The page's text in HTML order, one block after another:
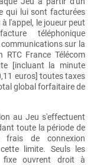
qui lui sont facturées
l'appel, le joueur peut
téléphonique
sur la
France Télécom
[incluant la minute
euros] toutes taxes
global forfaitaire de
au Jeu s'effectuent
toute la période de
frais de connexion
limite. Seuls les
fixe ouvrent droit à